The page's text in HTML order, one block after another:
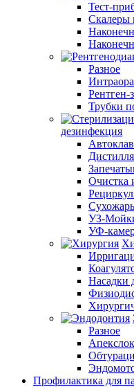
Тест-
Скалеры
Разное
Рентген-
Трубки
дезинфекция
Очистка
УЗ-
УФ-
Насадки
Разное
Профилактика для